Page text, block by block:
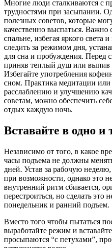
Многие люди сталкиваются с
трудностями при засыпании.
полезных советов, которые
качественно выспаться. Важно
спальне, избегая яркого света
следить за режимом дня,
для сна и пробуждения. Перед
приняв теплый душ или выпив
Избегайте употребления
сном. Практика медитации или
расслаблению и улучшению
советам, можно обеспечить
отдых каждую ночь.
Вставайте в одно и
Независимо от того, в какое
часы подъема не должны
дней. Устав за рабочую
при возможности, однако это
внутренний ритм сбивается,
перестроиться, но сделать это
понедельник и ранний подъем.
Вместо того чтобы пытаться
выработайте режим и
просыпаются “с петухами”,